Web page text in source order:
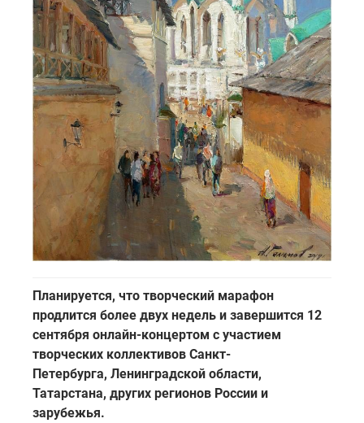
Планируется, что творческий марафон
продлится более двух недель и завершится 12
сентября онлайн-концертом с участием
творческих коллективов Санкт-
Петербурга, Ленинградской области,
Татарстана, других регионов России и
зарубежья.